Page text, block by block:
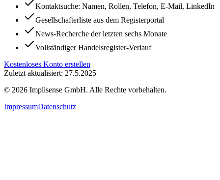
Kontaktsuche: Namen, Rollen, Telefon, E-Mail, LinkedIn
Gesellschafterliste aus dem Registerportal
News-Recherche der letzten sechs Monate
Vollständiger Handelsregister-Verlauf
Kostenloses Konto erstellen
Zuletzt aktualisiert: 27.5.2025
© 2026 Implisense GmbH. Alle Rechte vorbehalten.
ImpressumDatenschutz